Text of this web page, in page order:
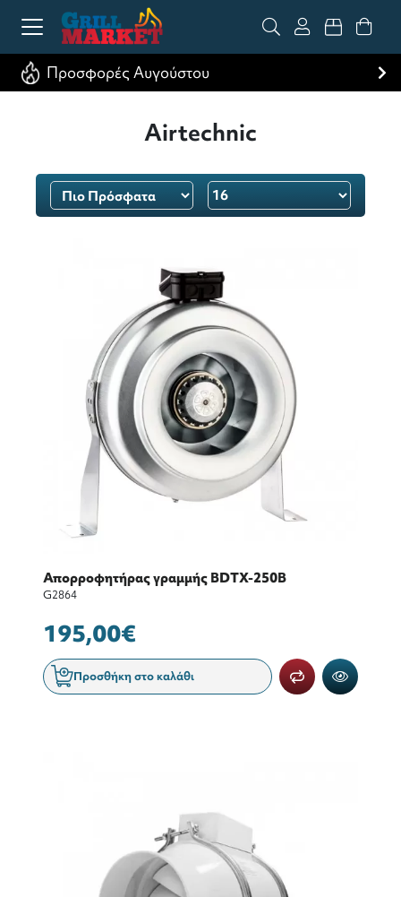
Προσφορές Αυγούστου
Airtechnic
Απορροφητήρας γραμμής BDTX-250B
G2864
195,00€
Προσθήκη στο καλάθι